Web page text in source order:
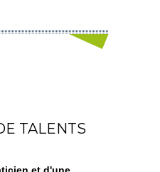
TALENTS